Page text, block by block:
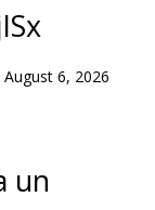
August 6, 2026
un